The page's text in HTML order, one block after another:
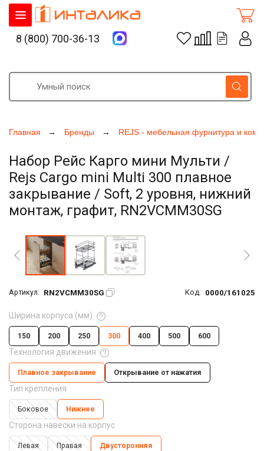
Главная Бренды REJS - мебельная фурнитура и
Набор Рейс Карго мини Мульти /
Rejs Cargo mini Multi 300 плавное
закрывание / Soft, 2 уровня, нижний
монтаж, графит, RN2VCMM30SG
Артикул: RN2VCMM30SG Код: 0000/161025
Ширина корпуса (мм)
150 200 250 300 400 500 600
Технология движения
Плавное закрывание Открывание от нажатия
Тип крепления
Боковое Нижнее
Сторона навески на корпус
Левая Правая Двусторонняя
8 (800) 700-36-13